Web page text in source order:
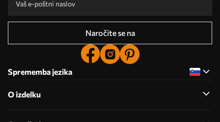
Naročite se na
Sprememba jezika
O izdelku